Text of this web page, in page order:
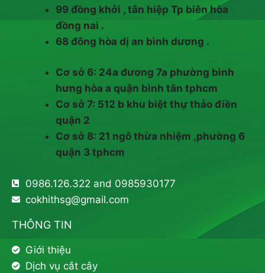
99 đồng khởi , tân hiệp Tp biên hòa
đồng nai .
68 đông hòa dị an bình dương .
Cơ sở 6: 24a đương 7a phường bình
hưng hòa a quận bình tân tphcm
Cơ sở 7: 512 b khu biệt thự thảo điền
quận 2
Cơ sở 8: 21 ngô thừa nhiệm ,phường 6
quận 3 tphcm
0986.126.322 and 0985930177
cokhithsg@gmail.com
THÔNG TIN
Giới thiệu
Dịch vụ cắt cây